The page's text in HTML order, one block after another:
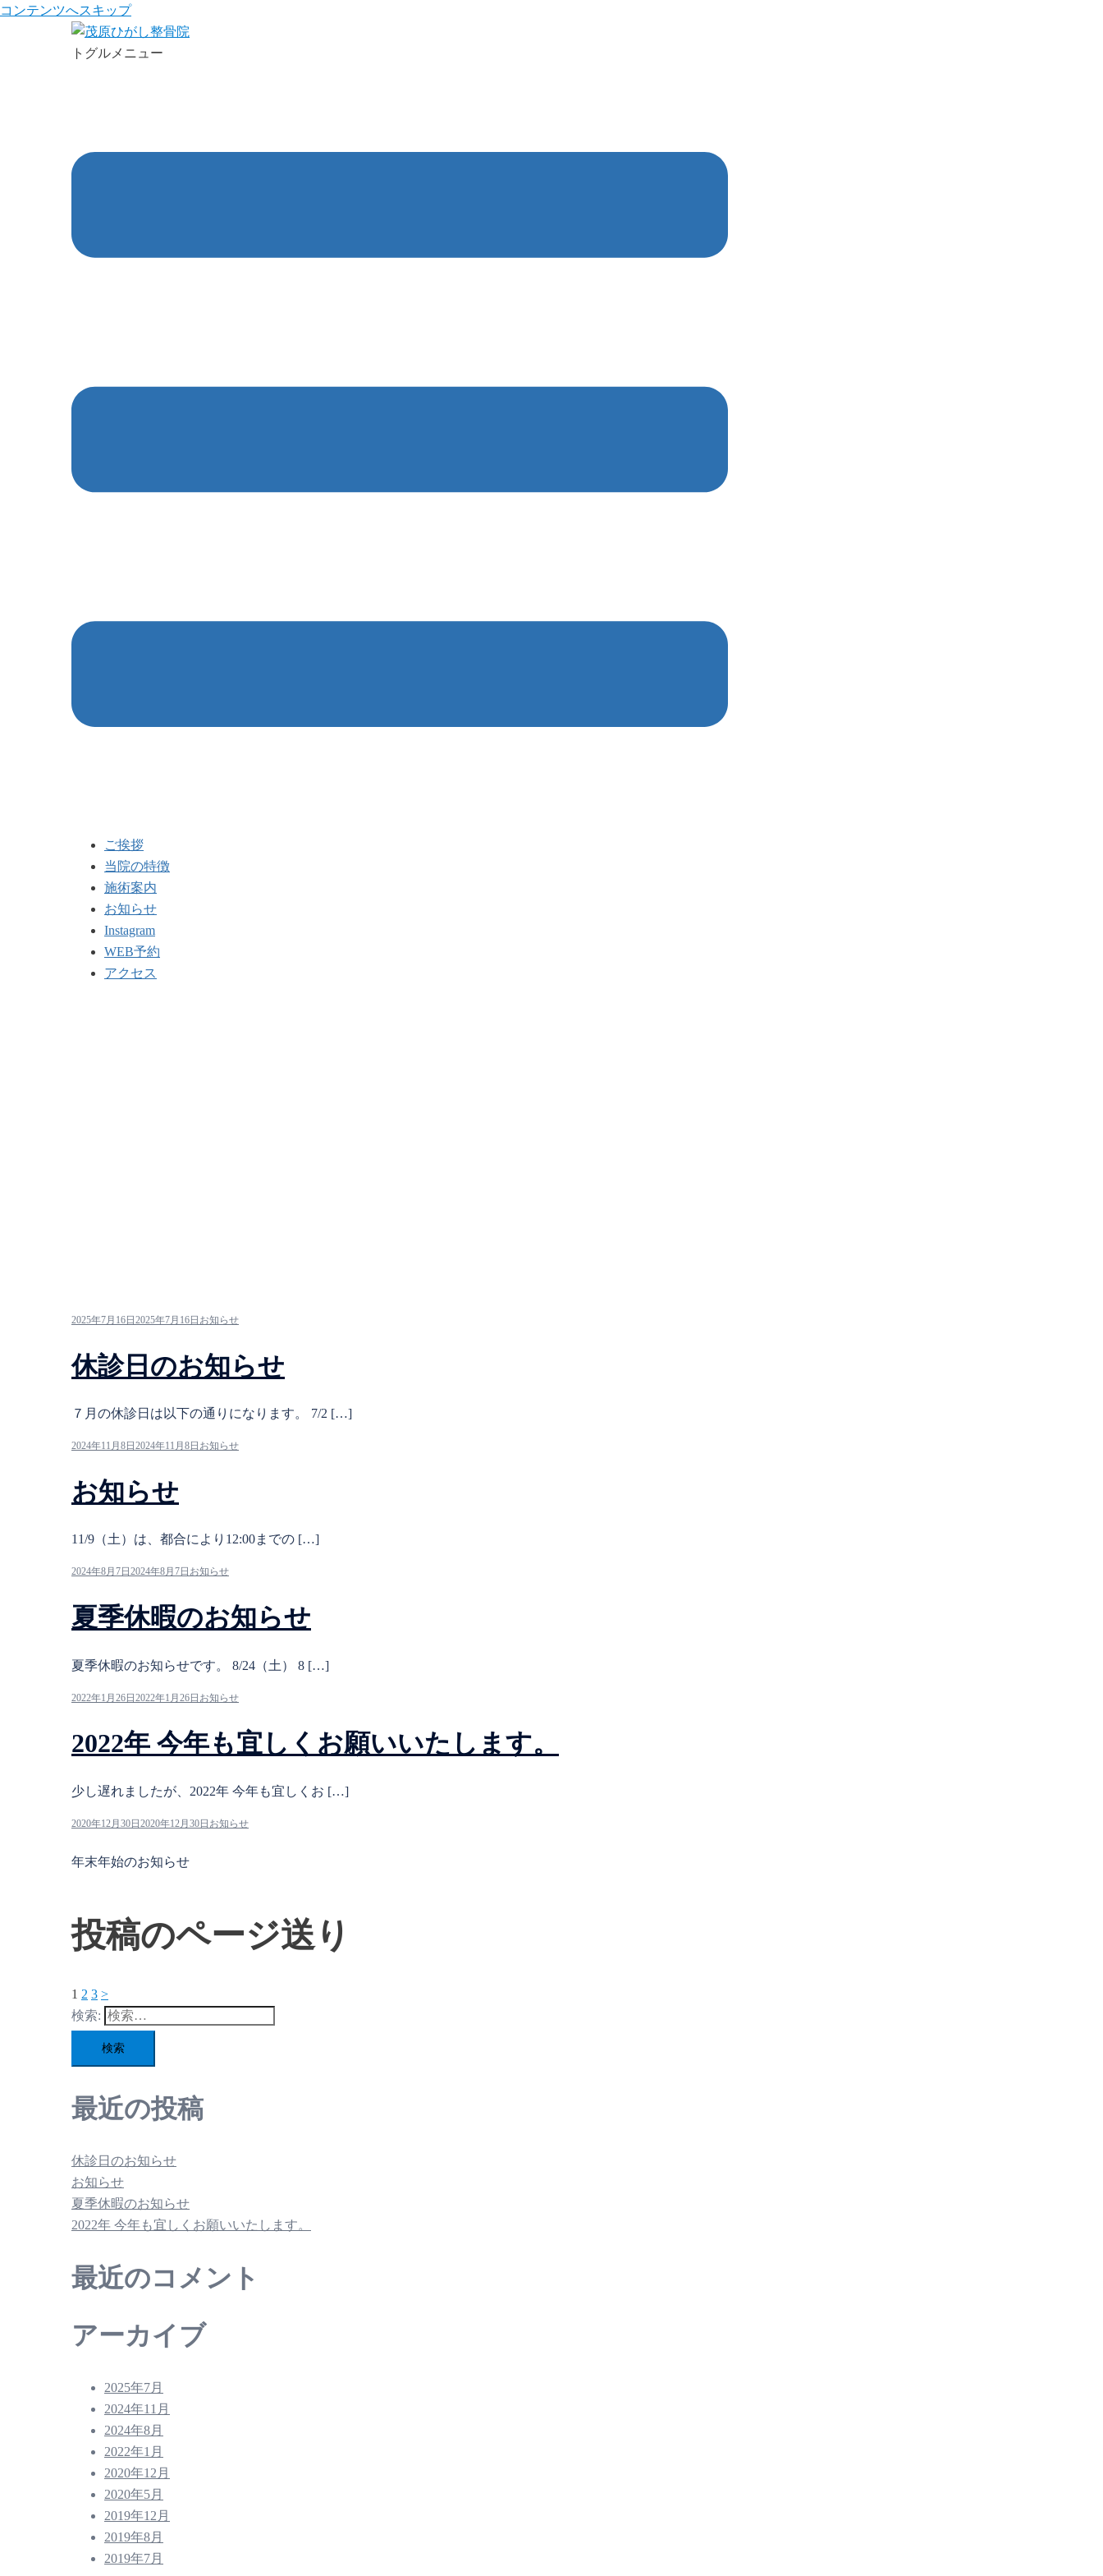
コンテンツへスキップ
トグルメニュー
ご挨拶
当院の特徴
施術案内
お知らせ
Instagram
WEB予約
アクセス
2025年7月16日 2025年7月16日 お知らせ
休診日のお知らせ
７月の休診日は以下の通りになります。 7/2 […]
2024年11月8日 2024年11月8日 お知らせ
お知らせ
11/9（土）は、都合により12:00までの […]
2024年8月7日 2024年8月7日 お知らせ
夏季休暇のお知らせ
夏季休暇のお知らせです。 8/24（土） 8 […]
2022年1月26日2022年1月26日 お知らせ
2022年 今年も宜しくお願いいたします。
少し遅れましたが、2022年 今年も宜しくお […]
2020年12月30日2020年12月30日 お知らせ
年末年始のお知らせ
投稿のページ送り
1 2 3 >
検索:
最近の投稿
休診日のお知らせ
お知らせ
夏季休暇のお知らせ
2022年 今年も宜しくお願いいたします。
最近のコメント
アーカイブ
2025年7月
2024年11月
2024年8月
2022年1月
2020年12月
2020年5月
2019年12月
2019年8月
2019年7月